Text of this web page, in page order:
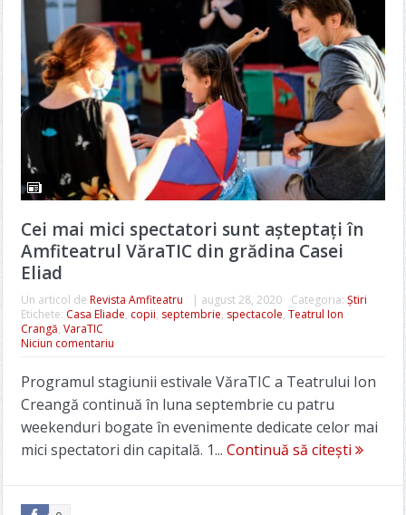
Cei mai mici spectatori sunt așteptați în
Amfiteatrul VăraTIC din grădina Casei
Eliad
Un articol de Revista Amfiteatru | august 28, 2020 Categoria: Știri
Etichete: Casa Eliade, copii, septembrie, spectacole, Teatrul Ion
Crangă, VaraTIC
Niciun comentariu
Programul stagiunii estivale VăraTIC a Teatrului Ion
Creangă continuă în luna septembrie cu patru
weekenduri bogate în evenimente dedicate celor mai
mici spectatori din capitală. 1... Continuă să citești